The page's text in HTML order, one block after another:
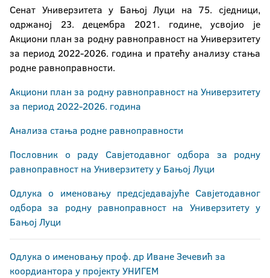
Сенат Универзитета у Бањој Луци на 75. сједници,
одржаној 23. децембра 2021. године, усвојио је
Акциони план за родну равноправност на Универзитету
за период 2022-2026. година и пратећу анализу стања
родне равноправности.
Акциони план за родну равноправност на Универзитету
за период 2022-2026. година
Анализа стања родне равноправности
Пословник о раду Савјетодавног одбора за родну
равноправност на Универзитету у Бањој Луци
Одлука о именовању предсједавајуће Савјетодавног
одбора за родну равноправност на Универзитету у
Бањој Луци
Одлука о именовању проф. др Иване Зечевић за
коордиантора у пројекту УНИГЕМ